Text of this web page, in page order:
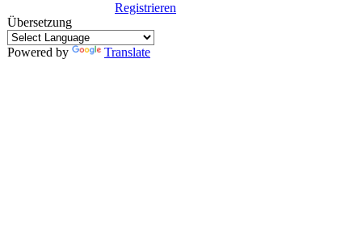
Registrieren
Übersetzung
Powered by Translate